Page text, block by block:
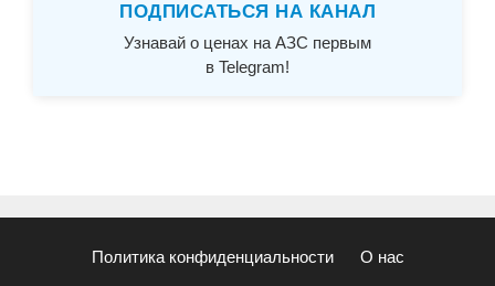
ПОДПИСАТЬСЯ НА КАНАЛ
Узнавай о ценах на АЗС первым
в Telegram!
Политика конфиденциальности О нас